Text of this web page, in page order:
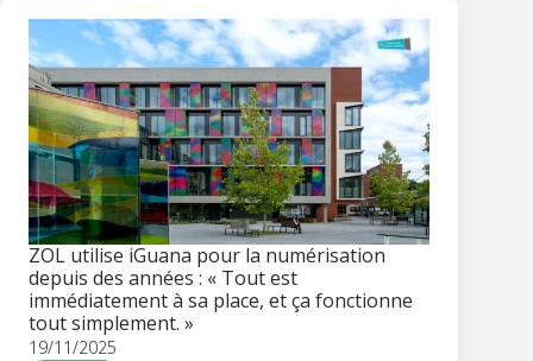
ZOL utilise iGuana pour la numérisation
depuis des années : « Tout est
immédiatement à sa place, et ça fonctionne
tout simplement. »
19/11/2025